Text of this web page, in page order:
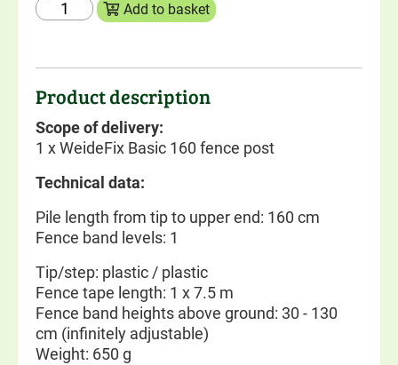
Add to basket
Product description
Scope of delivery:
1 x WeideFix Basic 160 fence post
Technical data:
Pile length from tip to upper end: 160 cm
Fence band levels: 1
Tip/step: plastic / plastic
Fence tape length: 1 x 7.5 m
Fence band heights above ground: 30 - 130
cm (infinitely adjustable)
Weight: 650 g